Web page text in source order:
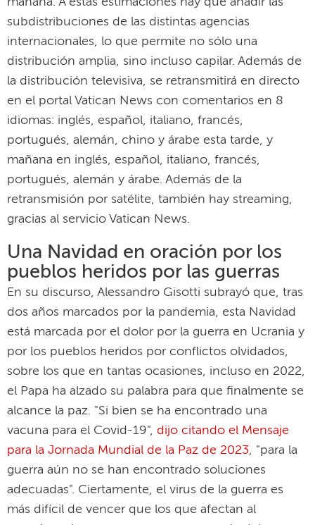
subdistribuciones de las distintas agencias
internacionales, lo que permite no sólo una
distribución amplia, sino incluso capilar. Además de
la distribución televisiva, se retransmitirá en directo
en el portal Vatican News con comentarios en 8
idiomas: inglés, español, italiano, francés,
portugués, alemán, chino y árabe esta tarde, y
mañana en inglés, español, italiano, francés,
portugués, alemán y árabe. Además de la
retransmisión por satélite, también hay streaming,
gracias al servicio Vatican News.
Una Navidad en oración por los
pueblos heridos por las guerras
En su discurso, Alessandro Gisotti subrayó que, tras
dos años marcados por la pandemia, esta Navidad
está marcada por el dolor por la guerra en Ucrania y
por los pueblos heridos por conflictos olvidados,
sobre los que en tantas ocasiones, incluso en 2022,
el Papa ha alzado su palabra para que finalmente se
alcance la paz. "Si bien se ha encontrado una
vacuna para el Covid-19", dijo citando el Mensaje
para la Jornada Mundial de la Paz de 2023, "para la
guerra aún no se han encontrado soluciones
adecuadas". Ciertamente, el virus de la guerra es
más difícil de vencer que los que afectan al